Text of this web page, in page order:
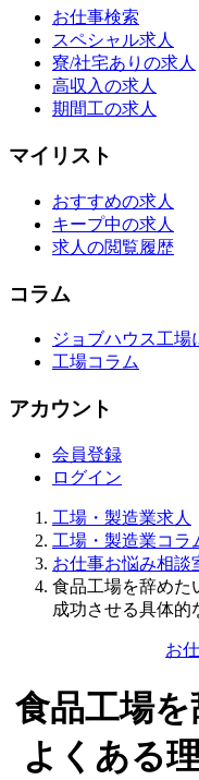
お仕事検索
スペシャル求人
寮/社宅ありの求人
高収入の求人
期間工の求人
マイリスト
おすすめの求人
キープ中の求人
求人の閲覧履歴
コラム
ジョブハウス工場
工場コラム
アカウント
会員登録
ログイン
工場・製造業求人
工場・製造業コラ
お仕事お悩み相談
食品工場を辞めた
成功させる具体的
お
食品工場を
よくある